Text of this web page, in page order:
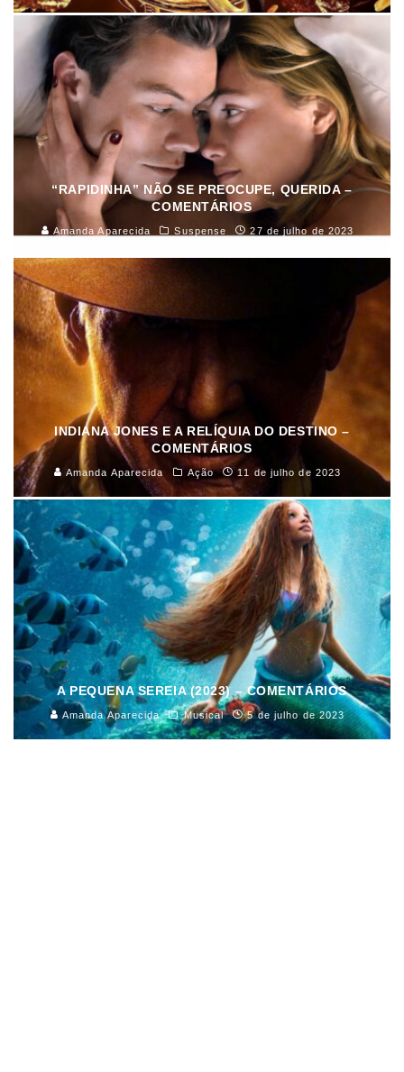
“RAPIDINHA” NÃO SE PREOCUPE, QUERIDA –
COMENTÁRIOS
Amanda Aparecida Suspense 27 de julho de 2023
INDIANA JONES E A RELÍQUIA DO DESTINO –
COMENTÁRIOS
Amanda Aparecida Ação 11 de julho de 2023
A PEQUENA SEREIA (2023) – COMENTÁRIOS
Amanda Aparecida Musical 5 de julho de 2023